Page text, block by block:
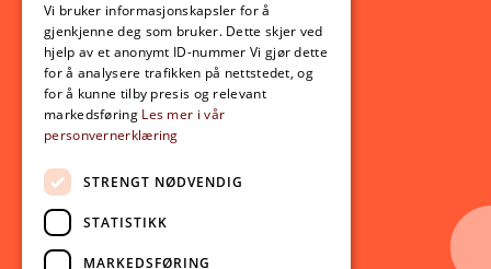
Opptak
Lov- og regelverk
Aktuelt
Nyheter
Arrangementer
Nyhetsbrev
Ledige stillinger
Vi bruker informasjonskapsler for å
gjenkjenne deg som bruker. Dette skjer ved
hjelp av et anonymt ID-nummer Vi gjør dette
for å analysere trafikken på nettstedet, og
for å kunne tilby presis og relevant
markedsføring Les mer i vår
personvernerklæring
STRENGT NØDVENDIG
STATISTIKK
MARKEDSFØRING